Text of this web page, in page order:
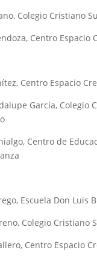
Colegio Cristiano
Centro Espacio
Centro Espacio
García, Colegio
Centro de
Escuela Don Luis
Colegio Cristiano
Centro Espacio